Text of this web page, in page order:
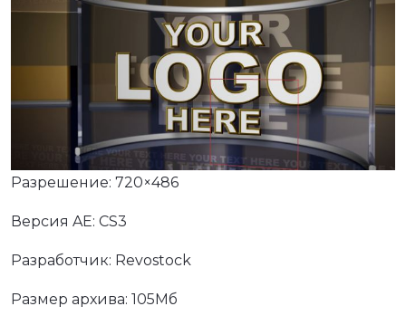
Разрешение: 720×486
Версия AE: CS3
Разработчик: Revostock
Размер архива: 105Мб